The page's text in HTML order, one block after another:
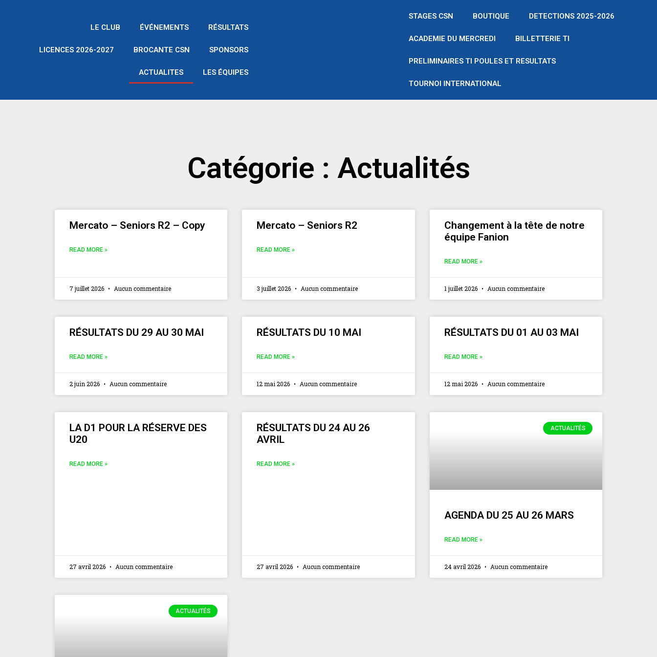
LE CLUB ÉVÉNEMENTS RÉSULTATS
LICENCES 2026-2027 BROCANTE CSN SPONSORS
ACTUALITES LES ÉQUIPES
STAGES CSN BOUTIQUE DETECTIONS 2025-2026
ACADEMIE DU MERCREDI BILLETTERIE TI
PRELIMINAIRES TI POULES ET RESULTATS
TOURNOI INTERNATIONAL
Catégorie : Actualités
Mercato – Seniors R2 – Copy
READ MORE »
7 juillet 2026 Aucun commentaire
Mercato – Seniors R2
READ MORE »
3 juillet 2026 Aucun commentaire
Changement à la tête de notre
équipe Fanion
READ MORE »
1 juillet 2026 Aucun commentaire
RÉSULTATS DU 29 AU 30 MAI
READ MORE »
2 juin 2026 Aucun commentaire
RÉSULTATS DU 10 MAI
READ MORE »
12 mai 2026 Aucun commentaire
RÉSULTATS DU 01 AU 03 MAI
READ MORE »
12 mai 2026 Aucun commentaire
LA D1 POUR LA RÉSERVE DES
U20
READ MORE »
27 avril 2026 Aucun commentaire
RÉSULTATS DU 24 AU 26
AVRIL
READ MORE »
27 avril 2026 Aucun commentaire
ACTUALITÉS
AGENDA DU 25 AU 26 MARS
READ MORE »
24 avril 2026 Aucun commentaire
ACTUALITÉS